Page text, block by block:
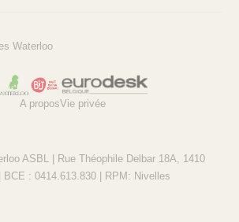
Waterloo
A proposVie privée
ASBL | Rue Théophile Delbar 18A, 1410
BCE : 0414.613.830 | RPM: Nivelles